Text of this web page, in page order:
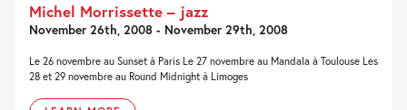
Michel Morrissette – jazz
November 26th, 2008 - November 29th, 2008
Le 26 novembre au Sunset à Paris Le 27 novembre au Mandala à Toulouse Les
28 et 29 novembre au Round Midnight à Limoges